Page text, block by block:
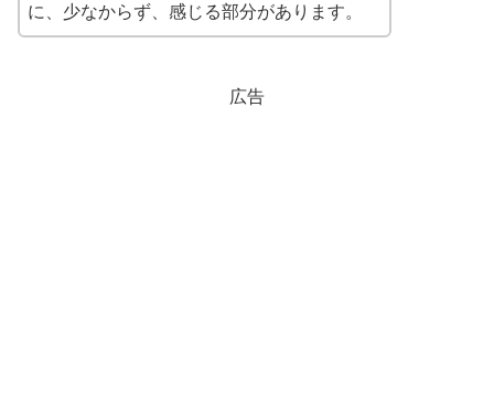
に、少なからず、感じる部分があります。
広告